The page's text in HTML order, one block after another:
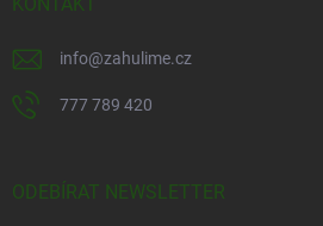
KONTAKT
info@zahulime.cz
777 789 420
ODEBÍRAT NEWSLETTER